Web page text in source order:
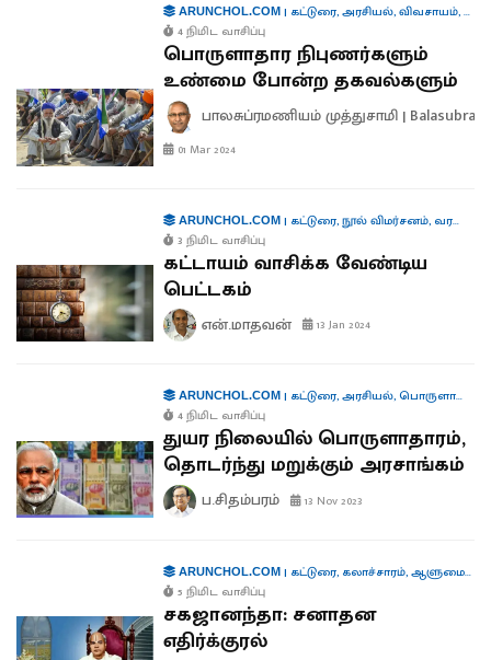
ARUNCHOL.COM| கட்டுரை,அரசியல்,விவசாயம்,
4 நிமிட வாசிப்பு
பொருளாதார நிபுணர்களும்
உண்மை போன்ற தகவல்களும்
பாலசுப்ரமணியம் முத்துசாமி |
01 Mar 2024
ARUNCHOL.COM| கட்டுரை,நூல் விமர்சனம், வரலாறு
3 நிமிட வாசிப்பு
கட்டாயம் வாசிக்க வேண்டிய
பெட்டகம்
என்.மாதவன் 13 Jan 2024
ARUNCHOL.COM| கட்டுரை,அரசியல்,பொருளாதாரம்
4 நிமிட வாசிப்பு
துயர நிலையில் பொருளாதாரம்,
தொடர்ந்து மறுக்கும் அரசாங்கம்
ப.சிதம்பரம் 13 Nov 2023
ARUNCHOL.COM| கட்டுரை, கலாச்சாரம்,ஆளுமைகள்
5 நிமிட வாசிப்பு
சகஜானந்தா: சனாதன
எதிர்க்குரல்